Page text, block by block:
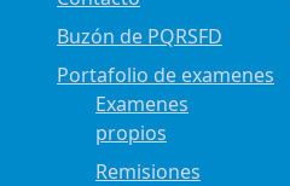
Buzón de PQRSFD
Portafolio de examenes
Examenes
propios
Remisiones